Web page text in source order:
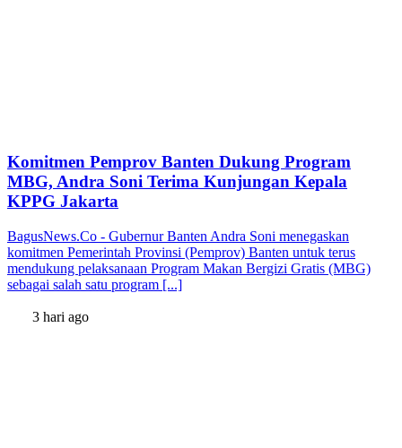
Komitmen Pemprov Banten Dukung Program
MBG, Andra Soni Terima Kunjungan Kepala
KPPG Jakarta
BagusNews.Co - Gubernur Banten Andra Soni menegaskan
komitmen Pemerintah Provinsi (Pemprov) Banten untuk terus
mendukung pelaksanaan Program Makan Bergizi Gratis (MBG)
sebagai salah satu program [...]
3 hari ago